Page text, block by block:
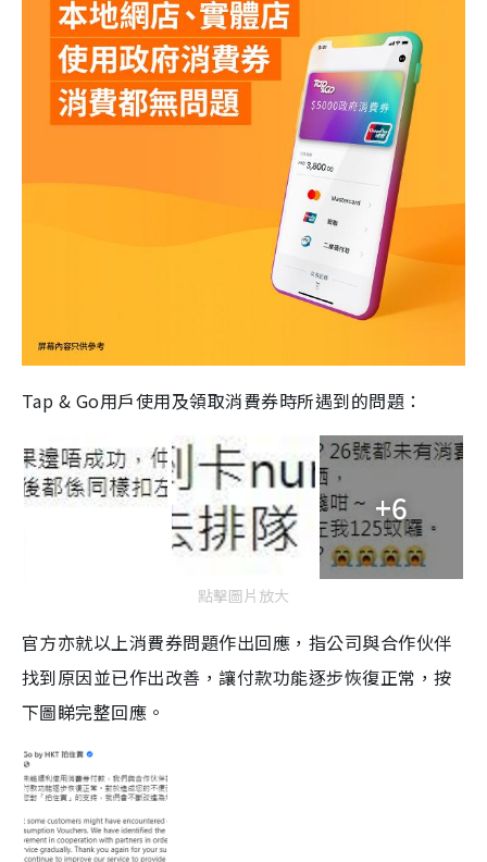
Tap & Go用戶使用及領取消費券時所遇到的問題：
+6
點擊圖片放大
官方亦就以上消費券問題作出回應，指公司與合作伙伴
找到原因並已作出改善，讓付款功能逐步恢復正常，按
下圖睇完整回應。